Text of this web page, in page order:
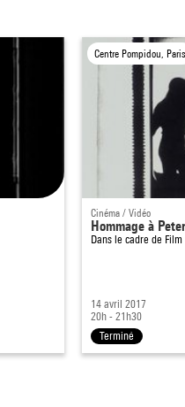
Centre Pompidou,
Cinéma / Vidéo
Hommage à
Dans le cadre de
14 avril 2017
20h - 21h30
Terminé